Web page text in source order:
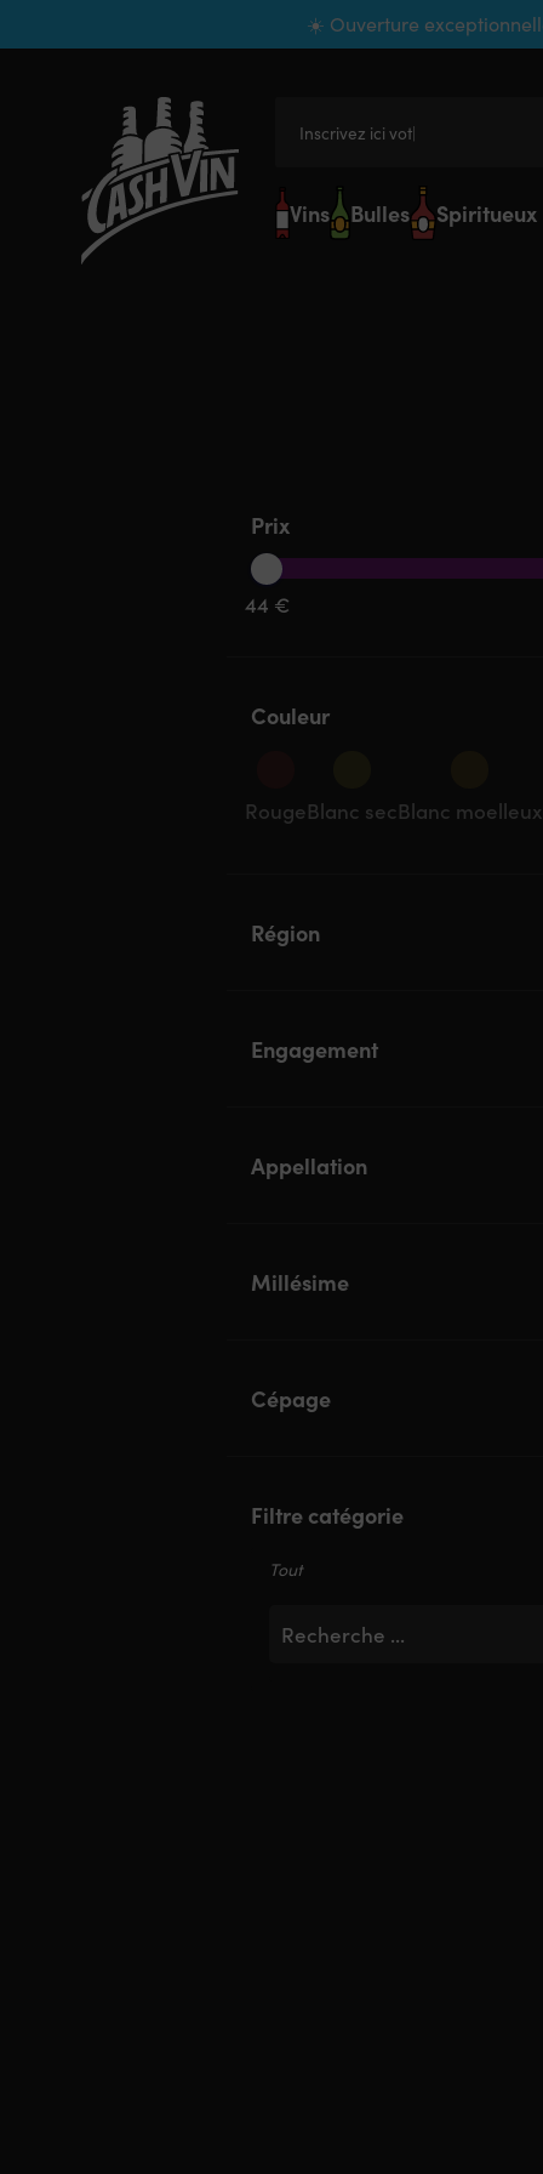
☀️ Ouverture
Inscrivez ici votre r
Vins Bulles Spiritueux
Prix
44 €
Couleur
RougeBlanc secBlanc moelleux
Région
Engagement
Appellation
Millésime
Cépage
Filtre catégorie
Tout